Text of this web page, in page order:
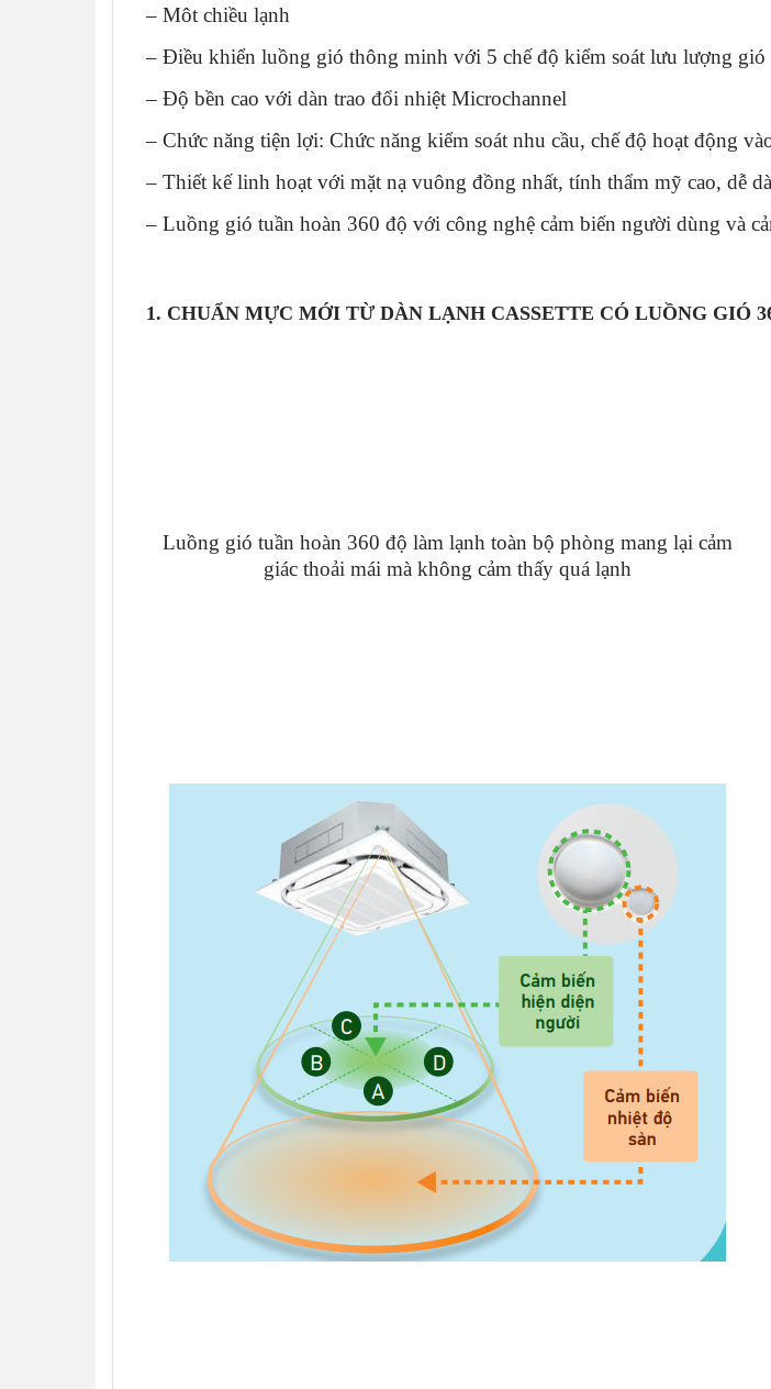
– Môt chiều lạnh
– Điều khiển luồng gió thông minh với 5 chế độ kiểm soát lưu lượng gió
– Độ bền cao với dàn trao đổi nhiệt Microchannel
– Chức năng tiện lợi: Chức năng kiểm soát nhu cầu, chế độ hoạt động
– Thiết kế linh hoạt với mặt nạ vuông đồng nhất, tính thẩm mỹ cao, dễ
– Luồng gió tuần hoàn 360 độ với công nghệ cảm biến người dùng và
1. CHUẨN MỰC MỚI TỪ DÀN LẠNH CASSETTE CÓ LUỒNG GIÓ
Luồng gió tuần hoàn 360 độ làm lạnh toàn bộ phòng mang lại cảm
giác thoải mái mà không cảm thấy quá lạnh